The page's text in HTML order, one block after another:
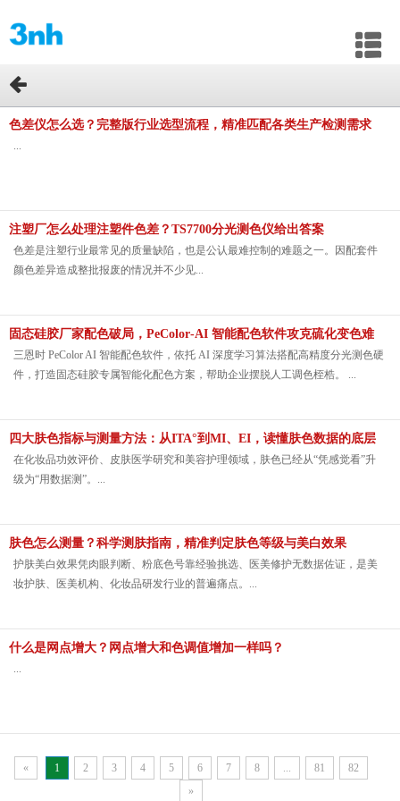
色差仪怎么选？完整版行业选型流程，精准匹配各类生产检测需求
注塑厂怎么处理注塑件色差？TS7700分光测色仪给出答案
色差是注塑行业最常见的质量缺陷，也是公认最难控制的难题之一。因配套件
颜色差异造成整批报废的情况并不少见...
固态硅胶厂家配色破局，PeColor‑AI 智能配色软件攻克硫化变色难
三恩时 PeColor AI 智能配色软件，依托 AI 深度学习算法搭配高精度分光测色硬
件，打造固态硅胶专属智能化配色方案，帮助企业摆脱人工调色桎梏。 ...
四大肤色指标与测量方法：从ITA°到MI、EI，读懂肤色数据的底层
逻辑
在化妆品功效评价、皮肤医学研究和美容护理领域，肤色已经从“凭感觉看”升
级为“用数据测”。...
肤色怎么测量？科学测肤指南，精准判定肤色等级与美白效果
护肤美白效果凭肉眼判断、粉底色号靠经验挑选、医美修护无数据佐证，是美
妆护肤、医美机构、化妆品研发行业的普遍痛点。...
什么是网点增大？网点增大和色调值增加一样吗？
« 1 2 3 4 5 6 7 8 81
82
»